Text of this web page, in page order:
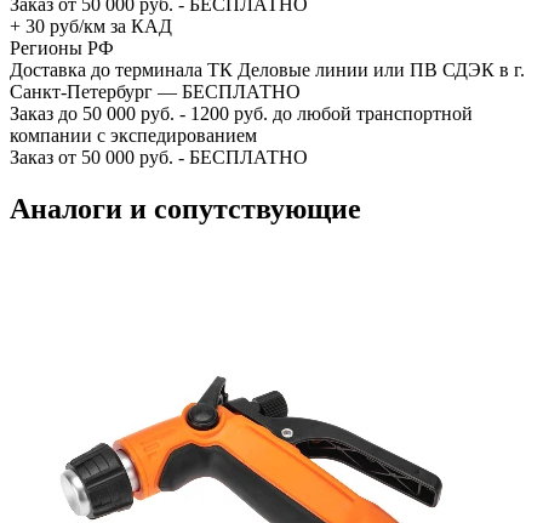
+ 30 руб/км за КАД
Регионы РФ
Доставка до терминала ТК Деловые линии или ПВ СДЭК в г.
Санкт-Петербург — БЕСПЛАТНО
Заказ до 50 000 руб. - 1200 руб. до любой транспортной
компании с экспедированием
Заказ от 50 000 руб. - БЕСПЛАТНО
Аналоги и сопутствующие